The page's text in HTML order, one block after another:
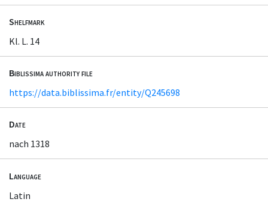
Shelfmark
Kl. L. 14
Biblissima authority file
https://data.biblissima.fr/entity/Q245698
Date
nach 1318
Language
Latin